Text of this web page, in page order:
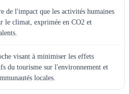
de l'impact que les activités humaines
le climat, exprimée en CO2 et
visant à minimiser les effets
du tourisme sur l'environnement et
locales.